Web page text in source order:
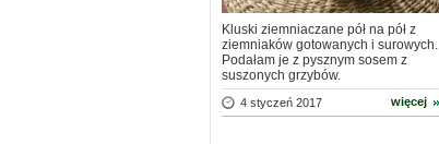
Kluski ziemniaczane pół na pół z
ziemniaków gotowanych i surowych.
Podałam je z pysznym sosem z
suszonych grzybów.
4 styczeń 2017 więcej